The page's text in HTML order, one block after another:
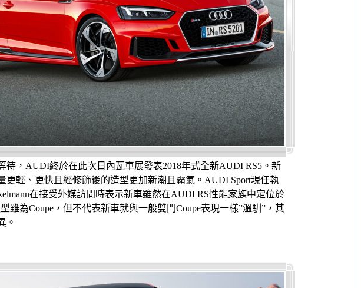
待，AUDI終於在此次日內瓦車展發表2018年式全新AUDI RS5。新
更輕、更快且經修飾後的造型更加新潮且霸氣。AUDI Sport現任執
在接受外媒訪問時表示新車雖然在AUDI RS性能家族中定位於
雖為Coupe，但不代表新車就與一般雙門Coupe表現一樣”溫馴”，其
。